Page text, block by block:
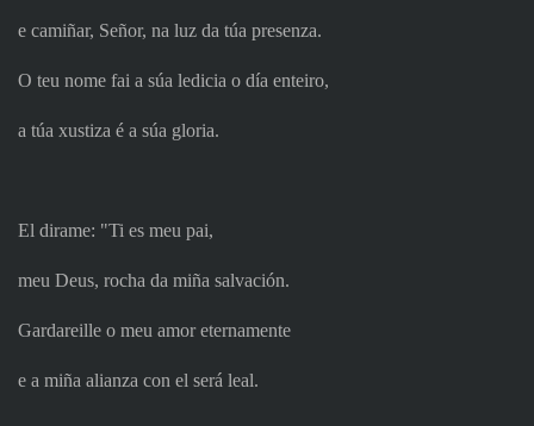
e camiñar, Señor, na luz da túa presenza.
O teu nome fai a súa ledicia o día enteiro,
a túa xustiza é a súa gloria.
El dirame: "Ti es meu pai,
meu Deus, rocha da miña salvación.
Gardareille o meu amor eternamente
e a miña alianza con el será leal.